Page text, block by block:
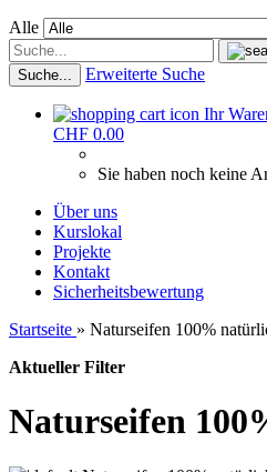
Alle
Suche... Erweiterte Suche
Ihr
CHF 0.00
Sie haben noch keine
Über uns
Kurslokal
Projekte
Kontakt
Sicherheitsbewertung
Startseite » Naturseifen 100%
Aktueller Filter
Naturseifen